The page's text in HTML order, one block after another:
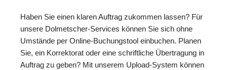
Haben Sie einen klaren Auftrag zukommen lassen? Für
unsere Dolmetscher-Services können Sie sich ohne
Umstände per Online-Buchungstool einbuchen. Planen
Sie, ein Korrektorat oder eine schriftliche Übertragung in
Auftrag zu geben? Mit unserem Upload-System können